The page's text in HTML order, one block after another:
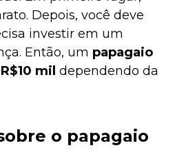
Depois, você deve
investir em um
Então, um papagaio
mil dependendo da
o papagaio